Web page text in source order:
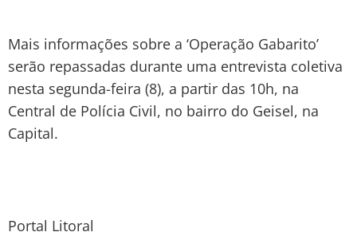
Mais informações sobre a ‘Operação Gabarito’
serão repassadas durante uma entrevista coletiva
nesta segunda-feira (8), a partir das 10h, na
Central de Polícia Civil, no bairro do Geisel, na
Capital.
Portal Litoral